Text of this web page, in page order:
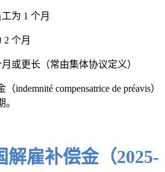
为 1 个月
2 个月
或更长（常由集体协议定义）
indemnité compensatrice de préavis）
解雇补偿金（2025-